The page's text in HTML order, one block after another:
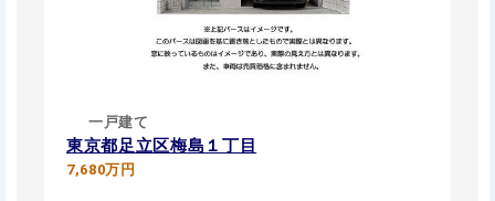
一戸建て
東京都足立区梅島１丁目
7,680万円